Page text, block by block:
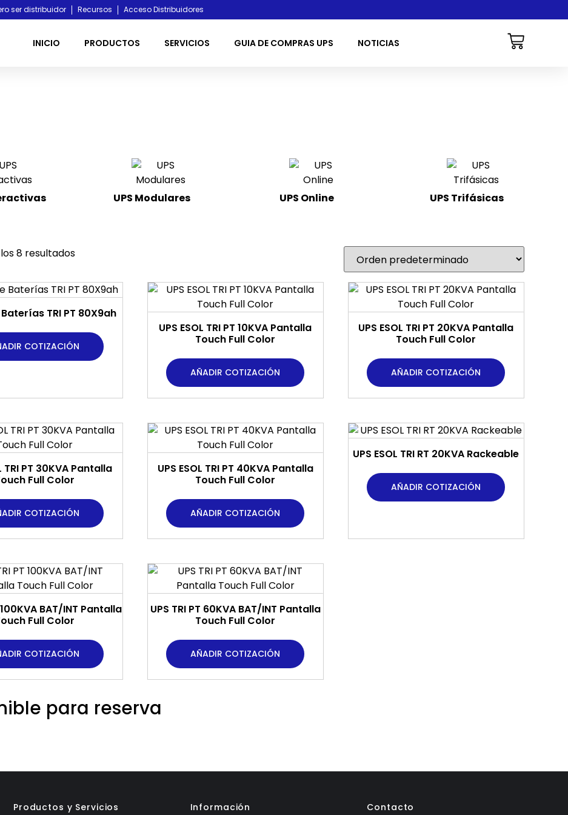
ser distribuidor Recursos Acceso Distribuidores
INICIO PRODUCTOS SERVICIOS GUIA DE COMPRAS UPS NOTICIAS
UPS Modulares UPS Online UPS Trifásicas
8 resultados
TRI PT 80X9ah
COTIZACIÓN
UPS ESOL TRI PT 10KVA Pantalla
Touch Full Color
AÑADIR COTIZACIÓN
UPS ESOL TRI PT 20KVA Pantalla
Touch Full Color
AÑADIR COTIZACIÓN
TRI PT 30KVA Pantalla
Full Color
COTIZACIÓN
UPS ESOL TRI PT 40KVA Pantalla
Touch Full Color
AÑADIR COTIZACIÓN
UPS ESOL TRI RT 20KVA Rackeable
AÑADIR COTIZACIÓN
100KVA BAT/INT Pantalla
Full Color
COTIZACIÓN
UPS TRI PT 60KVA BAT/INT Pantalla
Touch Full Color
AÑADIR COTIZACIÓN
para reserva
Productos y Servicios Información Contacto